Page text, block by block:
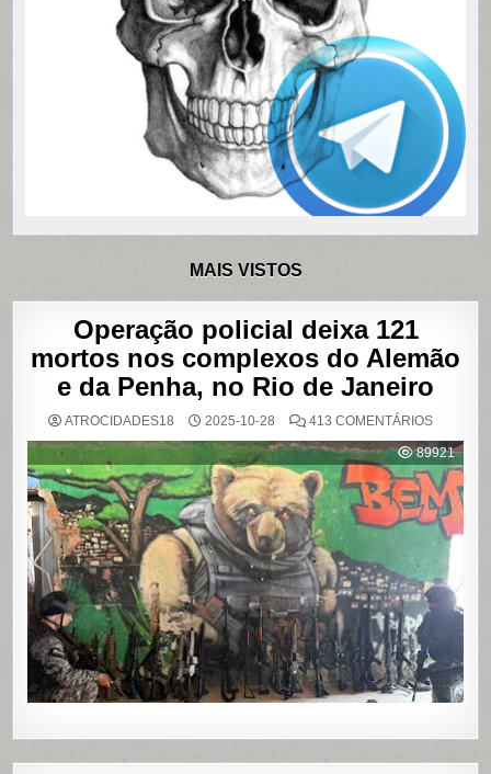
MAIS VISTOS
Operação policial deixa 121
mortos nos complexos do Alemão
e da Penha, no Rio de Janeiro
ATROCIDADES18 2025-10-28 413 COMENTÁRIOSEM
POLICIAL
DEIXA
121
MORTOS
NOS
DO
ALEMÃO
PENHA,
NO
RIO
89921